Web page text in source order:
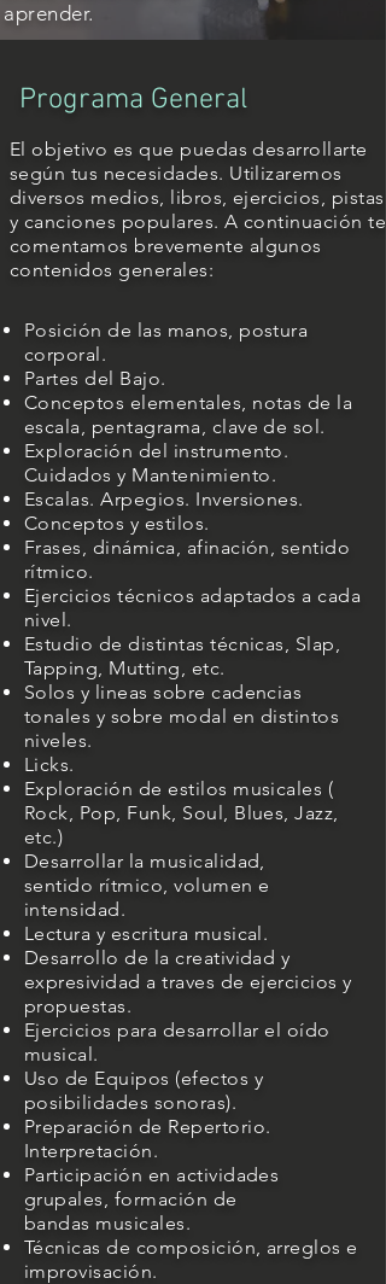
aprender.
Programa General
El objetivo es que puedas desarrollarte
según tus necesidades. Utilizaremos
diversos medios, libros, ejercicios, pistas
y canciones populares. A continuación te
comentamos brevemente algunos
contenidos generales:
Posición de las manos, postura
corporal.
Partes del Bajo.
Conceptos elementales, notas de la
escala, pentagrama, clave de sol.
Exploración del instrumento.
Cuidados y Mantenimiento.
Escalas. Arpegios. Inversiones.
Conceptos y estilos.
Frases, dinámica, afinación, sentido
rítmico.
Ejercicios técnicos adaptados a cada
nivel.
Estudio de distintas técnicas, Slap,
Tapping, Mutting, etc.
Solos y lineas sobre cadencias
tonales y sobre modal en distintos
niveles.
Licks.
Exploración de estilos musicales (
Rock, Pop, Funk, Soul, Blues, Jazz,
etc.)
Desarrollar la musicalidad,
sentido rítmico, volumen e
intensidad.
Lectura y escritura musical.
Desarrollo de la creatividad y
expresividad a traves de ejercicios y
propuestas.
Ejercicios para desarrollar el oído
musical.
Uso de Equipos (efectos y
posibilidades sonoras).
Preparación de Repertorio.
Interpretación.
Participación en actividades
grupales, formación de
bandas musicales.
Técnicas de composición, arreglos e
improvisación.